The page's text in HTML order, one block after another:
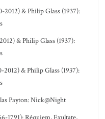
2012) & Philip Glass (1937):
& Philip Glass (1937):
2012) & Philip Glass (1937):
Payton: Nick@Night